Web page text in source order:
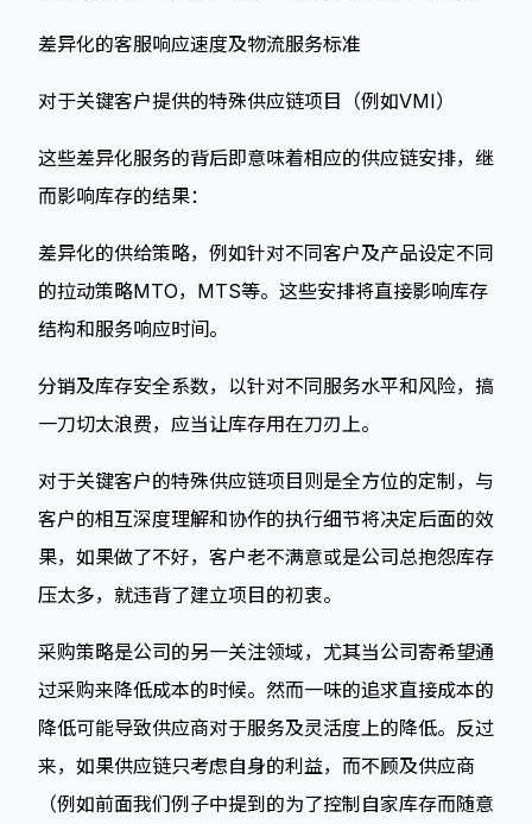
差异化的客服响应速度及物流服务标准
对于关键客户提供的特殊供应链项目（例如VMI）
这些差异化服务的背后即意味着相应的供应链安排，继
而影响库存的结果：
差异化的供给策略，例如针对不同客户及产品设定不同
的拉动策略MTO，MTS等。这些安排将直接影响库存
结构和服务响应时间。
分销及库存安全系数，以针对不同服务水平和风险，搞
一刀切太浪费，应当让库存用在刀刃上。
对于关键客户的特殊供应链项目则是全方位的定制，与
客户的相互深度理解和协作的执行细节将决定后面的效
果，如果做了不好，客户老不满意或是公司总抱怨库存
压太多，就违背了建立项目的初衷。
采购策略是公司的另一关注领域，尤其当公司寄希望通
过采购来降低成本的时候。然而一味的追求直接成本的
降低可能导致供应商对于服务及灵活度上的降低。反过
来，如果供应链只考虑自身的利益，而不顾及供应商
（例如前面我们例子中提到的为了控制自家库存而随意